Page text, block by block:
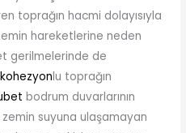
toprağın hacmi dolayısıyla
hareketlerine neden
gerilmelerinde de
kohezyonlu toprağın
bodrum duvarlarının
zemin suyuna ulaşamayan